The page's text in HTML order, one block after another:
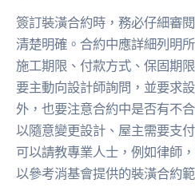
簽訂裝潢合約時，務必仔細審
清楚明確。合約中應詳細列明
施工期限、付款方式、保固期
要主動向設計師詢問，並要求
外，也要注意合約中是否有不
以隨意變更設計、屋主需要支
可以請教專業人士，例如律師
以參考消基會提供的裝潢合約